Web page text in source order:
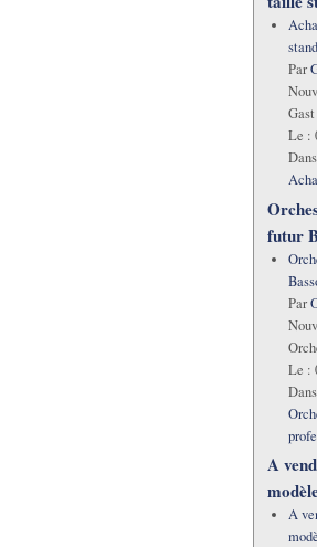
Par
Le :
futur
Par
Le :
A
A